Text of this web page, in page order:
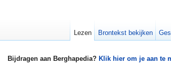
Bijdragen aan Berghapedia? Klik hier om je aan te
Lezen Brontekst bekijken